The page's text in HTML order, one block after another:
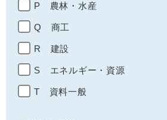
P 農林・水産
Q 商工
R 建設
S エネルギー・資源
T 資料一般